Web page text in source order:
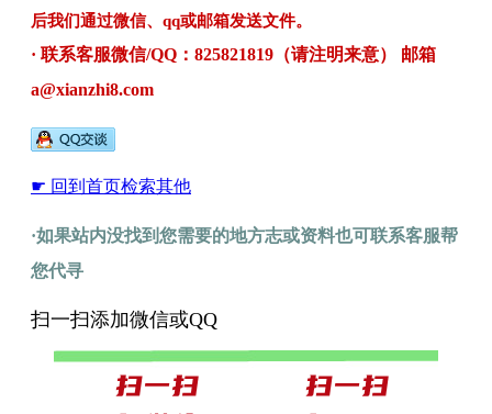
后我们通过微信、qq或邮箱发送文件。
· 联系客服微信/QQ：825821819（请注明来意） 邮箱
a@xianzhi8.com
☛ 回到首页检索其他
·如果站内没找到您需要的地方志或资料也可联系客服帮
您代寻
扫一扫添加微信或QQ